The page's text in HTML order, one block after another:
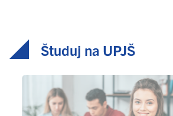
Študuj na UPJŠ